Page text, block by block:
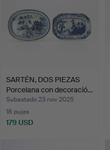
SARTÉN, DOS PIEZAS
Porcelana con decoració…
Subastado 23 nov 2025
18 pujas
179 USD